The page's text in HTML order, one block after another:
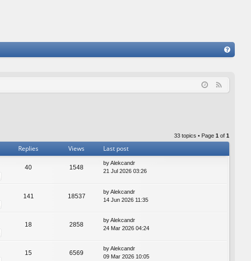
Q
33 topics • Page 1 of 1
Replies Views Last post
40 1548
byAlekcandr
21 Jul 2026 03:26
141 18537
byAlekcandr
14 Jun 2026 11:35
18 2858
byAlekcandr
24 Mar 2026 04:24
15 6569
byAlekcandr
09 Mar 2026 10:05